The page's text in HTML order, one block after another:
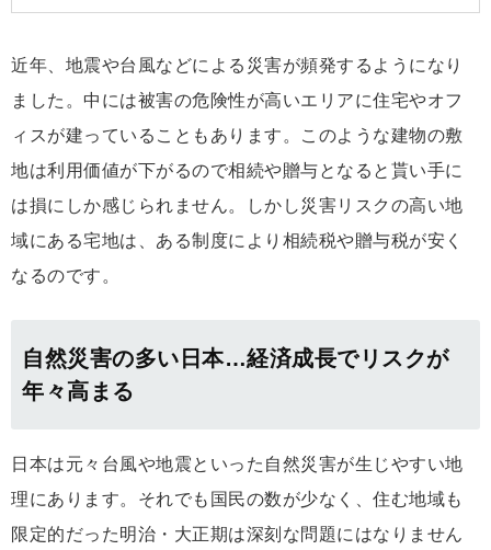
近年、地震や台風などによる災害が頻発するようになり
ました。中には被害の危険性が高いエリアに住宅やオフ
ィスが建っていることもあります。このような建物の敷
地は利用価値が下がるので相続や贈与となると貰い手に
は損にしか感じられません。しかし災害リスクの高い地
域にある宅地は、ある制度により相続税や贈与税が安く
なるのです。
自然災害の多い日本…経済成長でリスクが
年々高まる
日本は元々台風や地震といった自然災害が生じやすい地
理にあります。それでも国民の数が少なく、住む地域も
限定的だった明治・大正期は深刻な問題にはなりません